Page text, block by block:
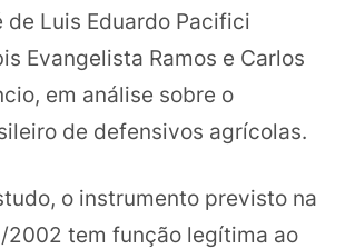
de Luis Eduardo Pacifici
Evangelista Ramos e Carlos
em análise sobre o
de defensivos agrícolas.
o instrumento previsto na
2002 tem função legítima ao